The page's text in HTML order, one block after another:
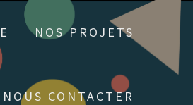
NOS PROJETS
NOUS CONTACTER